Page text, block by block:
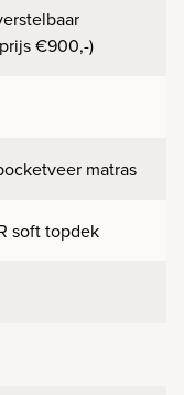
€900,-)
matras
soft topdek